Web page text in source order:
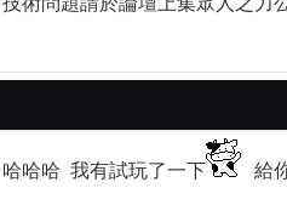
哈哈哈 我有試玩了一下 給